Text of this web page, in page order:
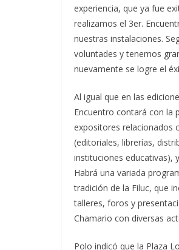
experiencia, que ya fue
realizamos el 3er.
nuestras instalaciones.
voluntades y tenemos
nuevamente se logre el
Al igual que en las
Encuentro contará con la
expositores relacionados
(editoriales, librerías,
instituciones educativas),
Habrá una variada
tradición de la Filuc, que
talleres, foros y
Chamario con diversas
Polo indicó que la Plaza